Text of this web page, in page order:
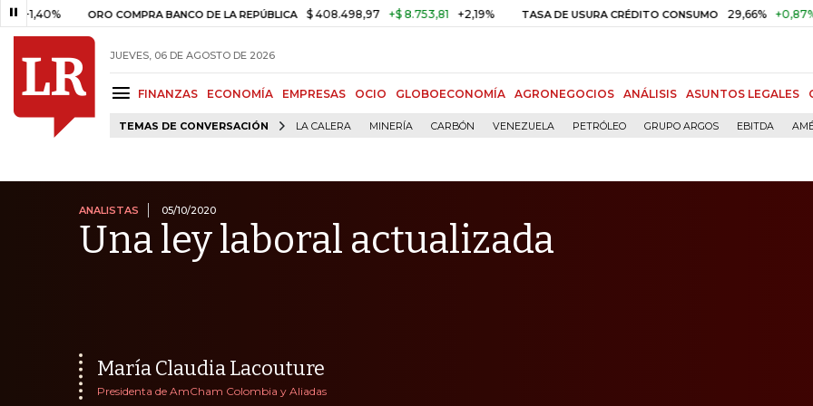
ORO COMPRA BANCO DE LA REPÚBLICA $ 408.498,97 +$ 8.753,81 +2,19% TASA DE USURA CRÉDITO CONSUMO 29,66% +0,87% +3,02%
JUEVES, 06 DE AGOSTO DE 2026
FINANZAS ECONOMÍA EMPRESAS OCIO GLOBOECONOMÍA AGRONEGOCIOS ANÁLISIS ASUNTOS LEGALES
TEMAS DE CONVERSACIÓN LA CALERA MINERÍA CARBÓN VENEZUELA PETRÓLEO GRUPO ARGOS EBITDA
ANALISTAS 05/10/2020
Una ley laboral actualizada
María Claudia Lacouture
Presidenta de AmCham Colombia y Aliadas